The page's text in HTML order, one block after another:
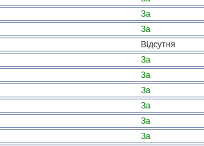
За
За
Відсутня
За
За
За
За
За
За